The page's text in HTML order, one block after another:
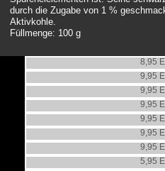
durch die Zugabe von 1 %
Aktivkohle.
Füllmenge: 100 g
8,95
9,95
Essener
9,95
Zollverein
9,95
9,95
Essener
9,95
Zollverein
9,95
5,95
Zollverein
Essen